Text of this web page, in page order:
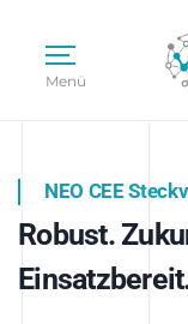
Menü
NEO CEE
Robust.
Intelligenz